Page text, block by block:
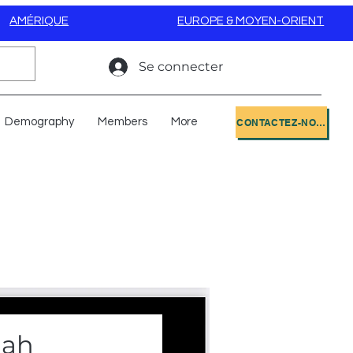
AMÉRIQUE EUROPE & MOYEN-ORIENT
Se connecter
Demography Members More CONTACTEZ-NOUS